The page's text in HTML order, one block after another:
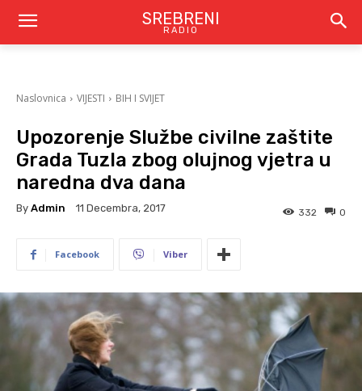
SREBRENI
RADIO
Naslovnica VIJESTI BIH I SVIJET
Upozorenje Službe civilne zaštite
Grada Tuzla zbog olujnog vjetra u
naredna dva dana
By Admin 11 Decembra, 2017 0
332
Facebook Viber